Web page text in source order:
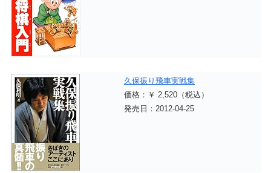
久保振り飛車実戦集
価格：￥ 2,520（税込）
発売日：2012-04-25